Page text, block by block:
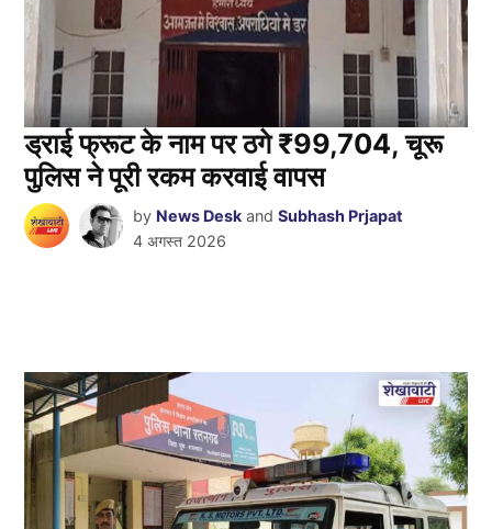
ड्राई फ्रूट के नाम पर ठगे ₹99,704, चूरू
पुलिस ने पूरी रकम करवाई वापस
by News Desk andSubhash Prjapat
4 अगस्त 2026